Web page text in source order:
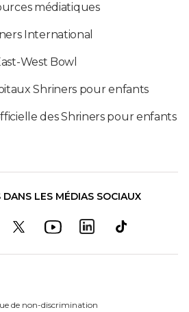
médiatiques
International
West Bowl
Shriners pour enfants
des Shriners pour enfants
LES MÉDIAS SOCIAUX
de non-discrimination